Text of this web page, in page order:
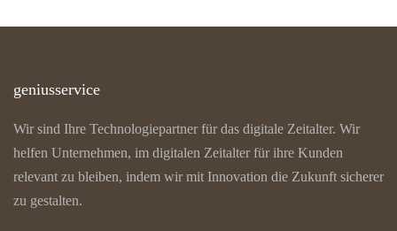
geniusservice
Wir sind Ihre Technologiepartner für das digitale Zeitalter. Wir
helfen Unternehmen, im digitalen Zeitalter für ihre Kunden
relevant zu bleiben, indem wir mit Innovation die Zukunft sicherer
zu gestalten.